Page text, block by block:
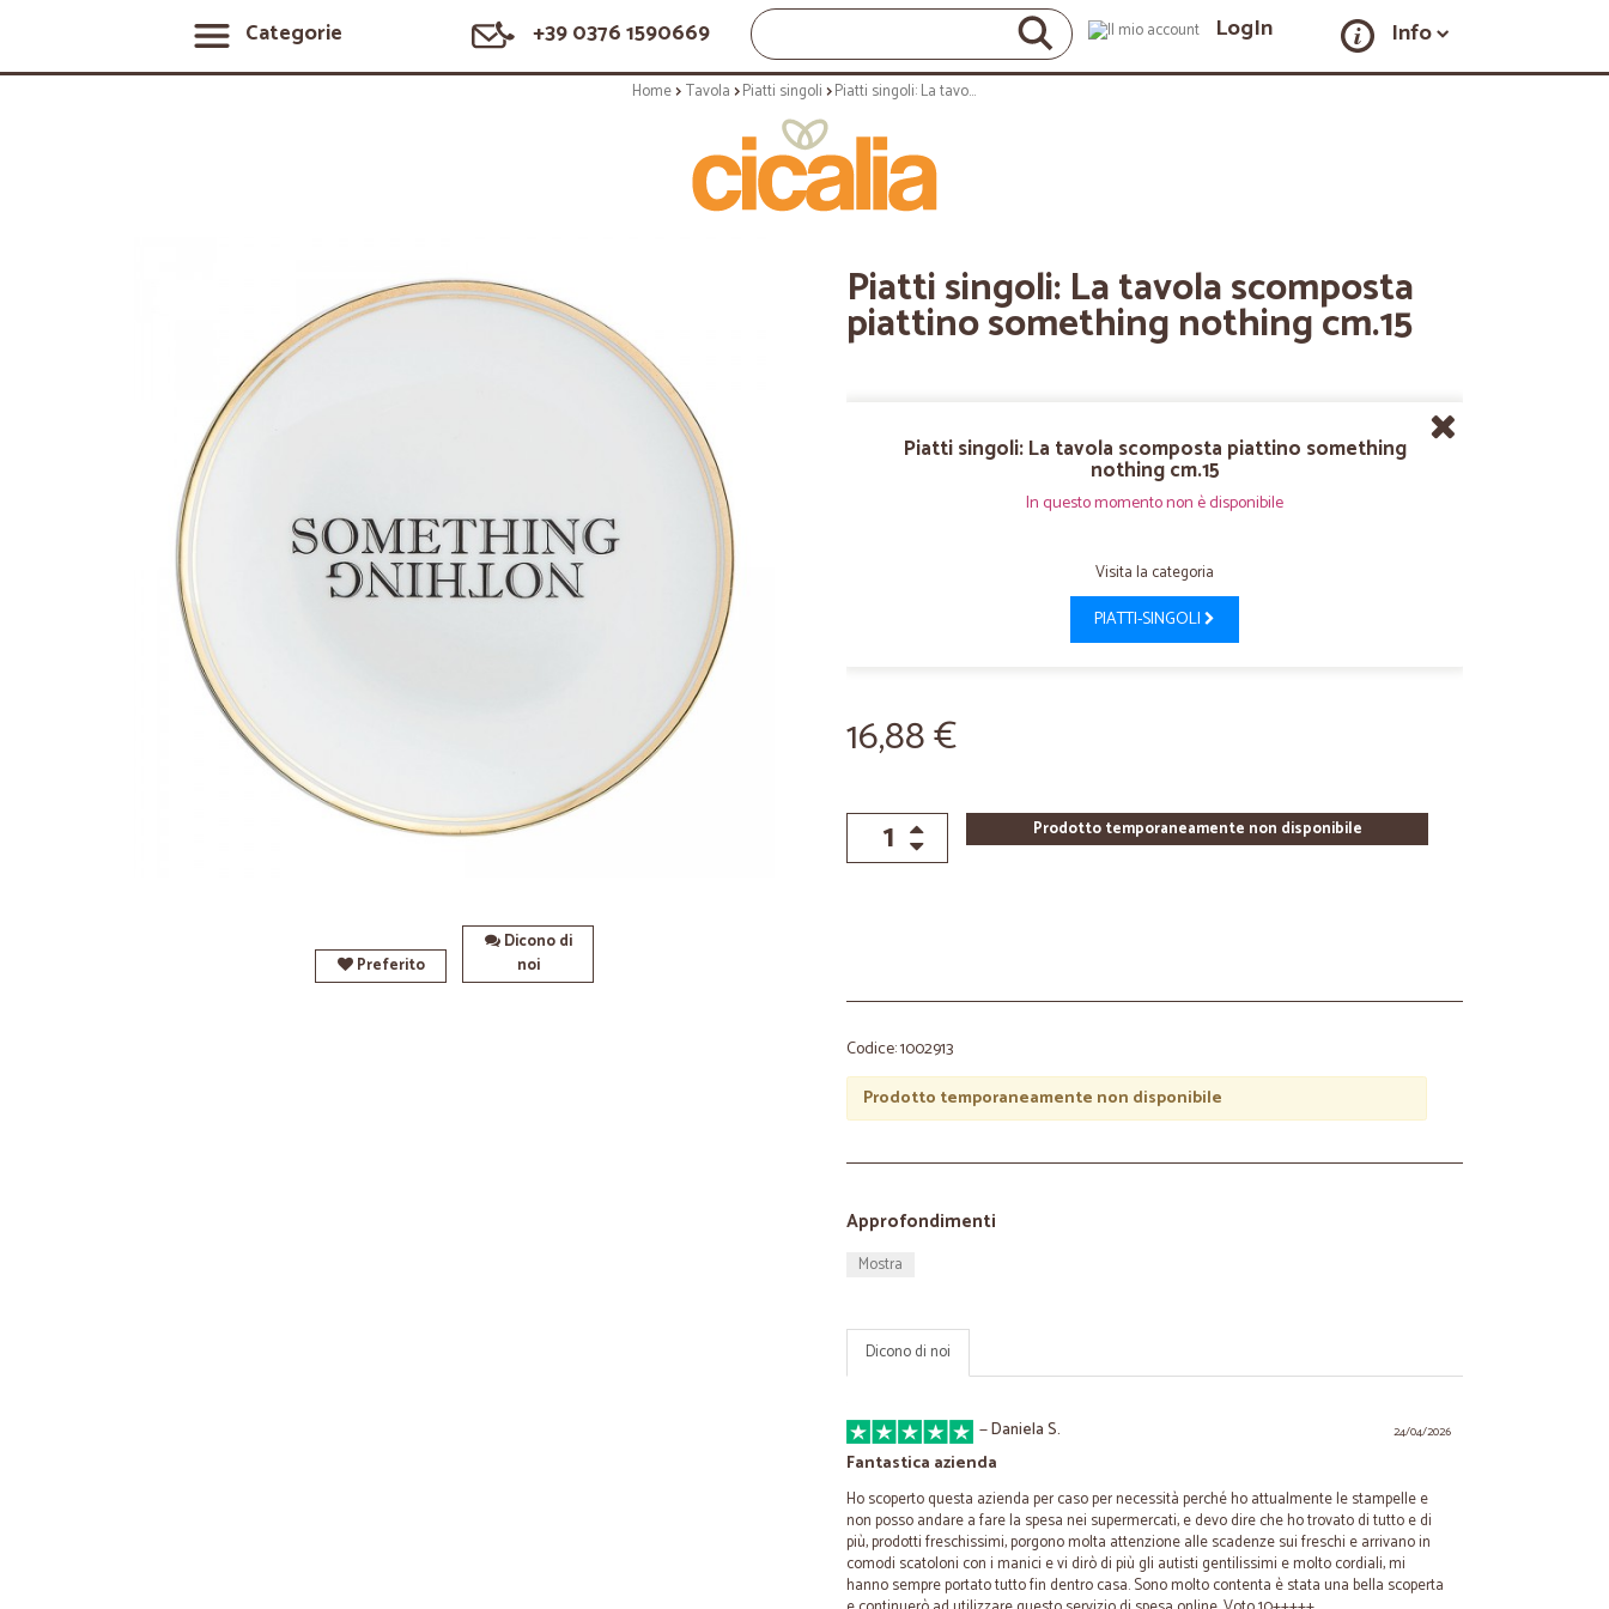
Categorie +39 0376 1590669 LogIn Info
Home Tavola Piatti singoli Piatti singoli: La tavola scomposta piattino something nothing cm.15
Preferito
Dicono di
noi
Piatti singoli: La tavola scomposta
piattino something nothing cm.15
Piatti singoli: La tavola scomposta piattino something
nothing cm.15
In questo momento non è disponibile
Visita la categoria
PIATTI-SINGOLI
16,88 €
Prodotto temporaneamente non disponibile
Codice: 1002913
Prodotto temporaneamente non disponibile
Approfondimenti
Mostra
Dicono di noi
24/04/2026
—Daniela S.
Fantastica azienda
Ho scoperto questa azienda per caso per necessità perché ho attualmente le stampelle e
non posso andare a fare la spesa nei supermercati, e devo dire che ho trovato di tutto e di
più, prodotti freschissimi, porgono molta attenzione alle scadenze sui freschi e arrivano in
comodi scatoloni con i manici e vi dirò di più gli autisti gentilissimi e molto cordiali, mi
hanno sempre portato tutto fin dentro casa. Sono molto contenta è stata una bella scoperta